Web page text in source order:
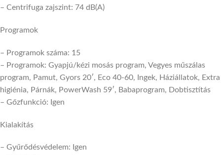
– Centrifuga zajszint: 74 dB(A)
Programok
– Programok száma: 15
– Programok: Gyapjú/kézi mosás program, Vegyes műszálas
program, Pamut, Gyors 20′, Eco 40-60, Ingek, Háziállatok, Extra
higiénia, Párnák, PowerWash 59′, Babaprogram, Dobtisztítás
– Gőzfunkció: Igen
Kialakítás
– Gyűrődésvédelem: Igen